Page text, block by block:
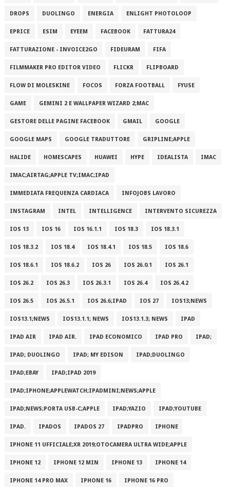
DROPS DUOLINGO ENERGIA ENLIGHT PHOTOLOOP
EPRICE ESIM EYEEM FACEBOOK FATTURA24
FATTURAZIONE - INVOICE2GO FIDEURAM FIFA
FILMMAKER PRO EDITOR VIDEO FLICKR FLIPBOARD
FLOW DI MOLESKINE FOCOS FORZA FOOTBALL FYUSE
GAME GEMINI 2 E WALLPAPER WIZARD 2;MAC
GESTORE DELLE PAGINE FACEBOOK GMAIL GOOGLE
GOOGLE MAPS GOOGLE TRADUTTORE GRIPLINE;APPLE
HALIDE HOMESCAPES HUAWEI HYPE IDEALISTA IMAC
IMAC;AIRTAG;APPLE TV;IMAC;IPAD
IMMEDIATA FREQUENZA CARDIACA INFOJOBS LAVORO
INSTAGRAM INTEL INTELLIGENCE INTERVENTO SICUREZZA
IOS 13 IOS 16 IOS 16.1.1 IOS 18.3 IOS 18.3.1
IOS 18.3.2 IOS 18.4 IOS 18.4.1 IOS 18.5 IOS 18.6
IOS 18.6.1 IOS 18.6.2 IOS 26 IOS 26.0.1 IOS 26.1
IOS 26.2 IOS 26.3 IOS 26.3.1 IOS 26.4 IOS 26.4.2
IOS 26.5 IOS 26.5.1 IOS 26.6;IPAD IOS 27 IOS13;NEWS
IOS13.1;NEWS IOS13.1.1; NEWS IOS13.1.3; NEWS IPAD
IPAD AIR IPAD AIR. IPAD ECONOMICO IPAD PRO IPAD;
IPAD; DUOLINGO IPAD; MY EDISON IPAD;DUOLINGO
IPAD;EBAY IPAD;IPAD 2019
IPAD;IPHONE;APPLEWATCH;IPADMINI;NEWS;APPLE
IPAD;NEWS;PORTA USB-C;APPLE IPAD;YAZIO IPAD;YOUTUBE
IPAD. IPADOS IPADOS 27 IPADPRO IPHONE
IPHONE 11 UFFICIALE;XR 2019;OTOCAMERA ULTRA WIDE;APPLE
IPHONE 12 IPHONE 12 MIN IPHONE 13 IPHONE 14
IPHONE 14 PRO MAX IPHONE 16 IPHONE 16 PRO